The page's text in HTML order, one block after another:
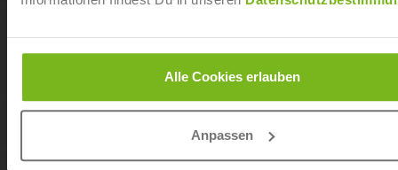
Alle Cookies erlauben
Anpassen
Fitnessökonomie“ in Koblenz
Ab sofort
Dualer Bachelor of Arts „Fitnesswissenschaft und
Fitnessökonomie“ in Regensburg